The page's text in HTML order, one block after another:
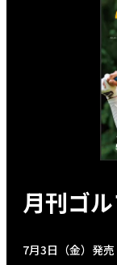
月刊ゴ
7月3日（金）発売